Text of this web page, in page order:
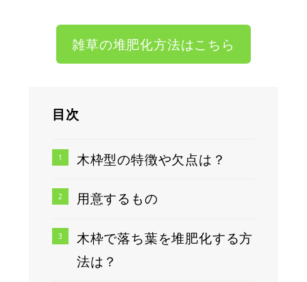
雑草の堆肥化方法はこちら
目次
木枠型の特徴や欠点は？
用意するもの
木枠で落ち葉を堆肥化する方
法は？